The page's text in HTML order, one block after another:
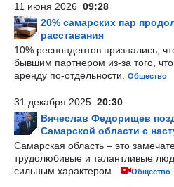
11 июня 2026 09:28
20% самарских пар
расставания
10% респондентов признались,
бывшим партнером из-за того,
аренду по-отдельности.
Общество
31 декабря 2025 20:30
Вячеслав Федорищев
Самарской области с
Самарская область – это
трудолюбивые и талантливые
сильным характером.
Общество